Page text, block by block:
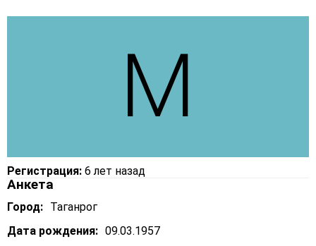
Регистрация: 6 лет назад
Анкета
Город: Таганрог
Дата рождения: 09.03.1957